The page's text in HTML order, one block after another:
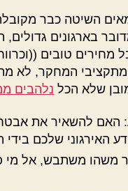
השיטה כבר
בארגונים גדולים,
מחירים טובים
מתקציבי המחקר, לא
שלא הכל נלהבים
האם להשאיר את
האירגוני שלכם
משהו משתבש, אל מי